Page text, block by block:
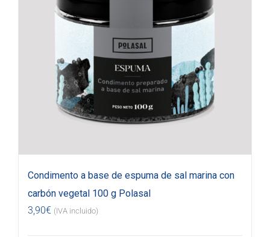
Condimento a base de espuma de sal marina con
carbón vegetal 100 g Polasal
3,90€ (IVA incluido)